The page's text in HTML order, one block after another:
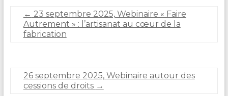
← 23 septembre 2025, Webinaire « Faire
Autrement » : l’artisanat au cœur de la
fabrication
26 septembre 2025, Webinaire autour des
cessions de droits →